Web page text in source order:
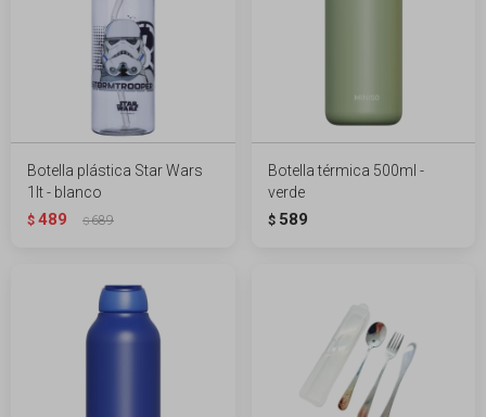
Botella plástica Star Wars
1lt - blanco
$ 489 $689
Botella térmica 500ml -
verde
$ 589